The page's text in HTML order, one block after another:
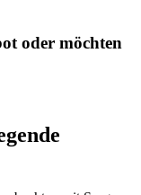
oder möchten